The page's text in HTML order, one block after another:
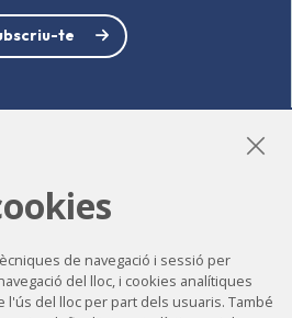
te
Contacte
de navegació i sessió per
del lloc, i cookies analítiques
del lloc per part dels usuaris. També